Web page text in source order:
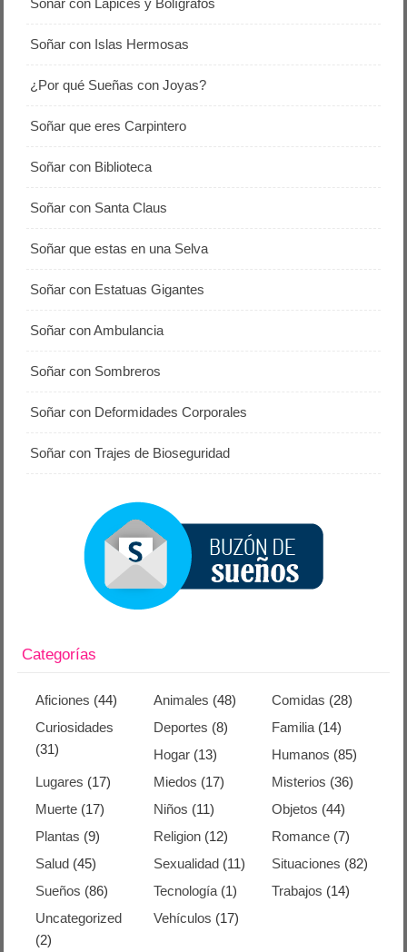
Soñar con Lápices y Bolígrafos
Soñar con Islas Hermosas
¿Por qué Sueñas con Joyas?
Soñar que eres Carpintero
Soñar con Biblioteca
Soñar con Santa Claus
Soñar que estas en una Selva
Soñar con Estatuas Gigantes
Soñar con Ambulancia
Soñar con Sombreros
Soñar con Deformidades Corporales
Soñar con Trajes de Bioseguridad
Categorías
Aficiones (44) Animales (48) Comidas (28)
Curiosidades
(31)
Deportes (8) Familia(14)
Hogar (13) Humanos (85)
Lugares (17) Miedos (17) Misterios (36)
Muerte (17) Niños (11) Objetos (44)
Plantas (9) Religion (12) Romance(7)
Salud (45) Sexualidad (11) Situaciones (82)
Sueños (86) Tecnología (1) Trabajos (14)
Uncategorized
(2)
Vehículos (17)